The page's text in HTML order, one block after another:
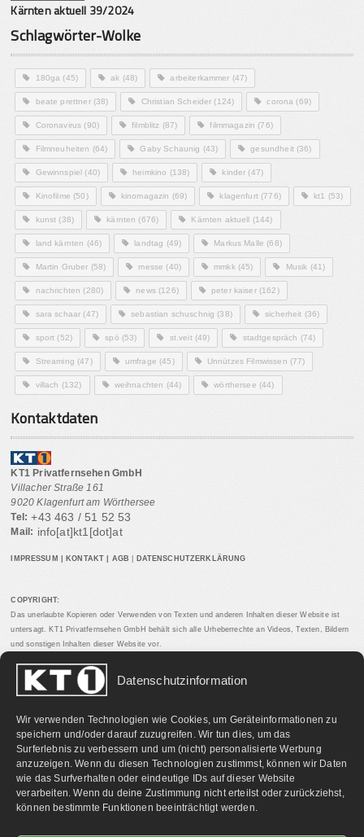
Datenschutzinformation
Wir verwenden Technologien wie Cookies, um Geräteinformationen zu
speichern und/oder darauf zuzugreifen. Wir tun dies, um das
Surferlebnis zu verbessern und um (nicht) personalisierte Werbung
anzuzeigen. Wenn du diesen Technologien zustimmst, können wir Daten
wie das Surfverhalten oder eindeutige IDs auf dieser Website
verarbeiten. Wenn du deine Zustimmung nicht erteilst oder zurückziehst,
können bestimmte Funktionen beeinträchtigt werden.
Kärnten aktuell 39/2024
Schlagwörter-Wolke
180ga (45) ak (48) arbeiterkammer (47)
beate prettner(38) Christian Scheider (124) corona (69)
Coronavirus (90) filmblitz (87) filmmagazin (76)
Filmneuheiten (64) Gaby Schaunig (43) gesundheit(36)
Gewinnspiel (40) heimkino (138) kinder (47)
Kinofilme (50) kinomagazin (69) klagenfurt(776) kt1 (53)
kunst (38) kärnten (676) Kärnten aktuell (144)
land kärnten (46) landtag (49) Markus Malle (68)
Martin Gruber (58) messe (40) mmkk(45) Musik (41)
nachrichten (280) news(126) peter kaiser(162)
sara schaar (47) sebastian schuschnig (38) sicherheit (36)
sport (52) spö (53) st.veit(49) stadtgespräch (74)
Streaming (47) umfrage (45) Unnützes Filmwissen (77)
villach (132) weihnachten (44) wörthersee (44)
Kontaktdaten
KT1 Privatfernsehen GmbH
Villacher Straße 161
9020 Klagenfurt am Wörthersee
Tel: +43 463 / 51 52 53
Mail: info[at]kt1[dot]at
IMPRESSUM KONTAKT AGB DATENSCHUTZERKLÄRUNG
COPYRIGHT:
Das unerlaubte Kopieren oder Verwenden von Texten und anderen Inhalten dieser Website ist
untersagt. KT1 Privatfernsehen GmbH behält sich alle Urheberrechte an Videos, Texten, Bildern
und sonstigen Inhalten dieser Website vor.
PARTNERLINKS: